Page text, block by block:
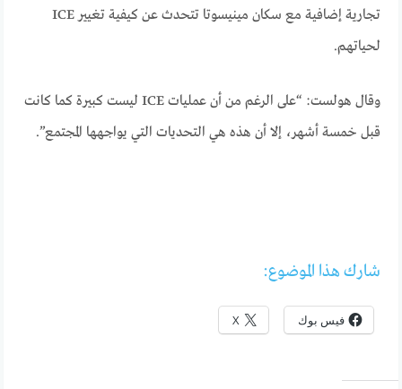
تجارية إضافية مع سكان مينيسوتا تتحدث عن كيفية تغيير ICE
لحياتهم.
وقال هولست: “على الرغم من أن عمليات ICE ليست كبيرة كما كانت
قبل خمسة أشهر، إلا أن هذه هي التحديات التي يواجهها المجتمع”.
شارك هذا الموضوع:
فيس بوك X